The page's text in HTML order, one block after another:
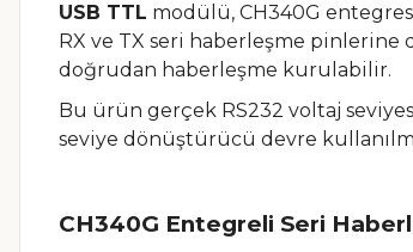
USB TTL modülü, CH340G
RX ve TX seri haberleşme
doğrudan haberleşme kurulabilir.
Bu ürün gerçek RS232 voltaj
seviye dönüştürücü devre
CH340G Entegreli Seri